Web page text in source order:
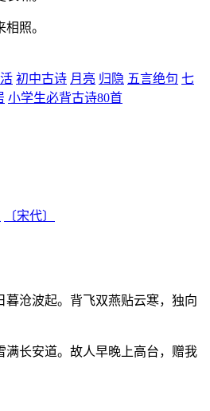
照。
初中古诗 月亮 归隐 五言绝句 七
小学生必背古诗80首
〔宋代〕
暮沧波起。背飞双燕贴云寒，独向
满长安道。故人早晚上高台，赠我